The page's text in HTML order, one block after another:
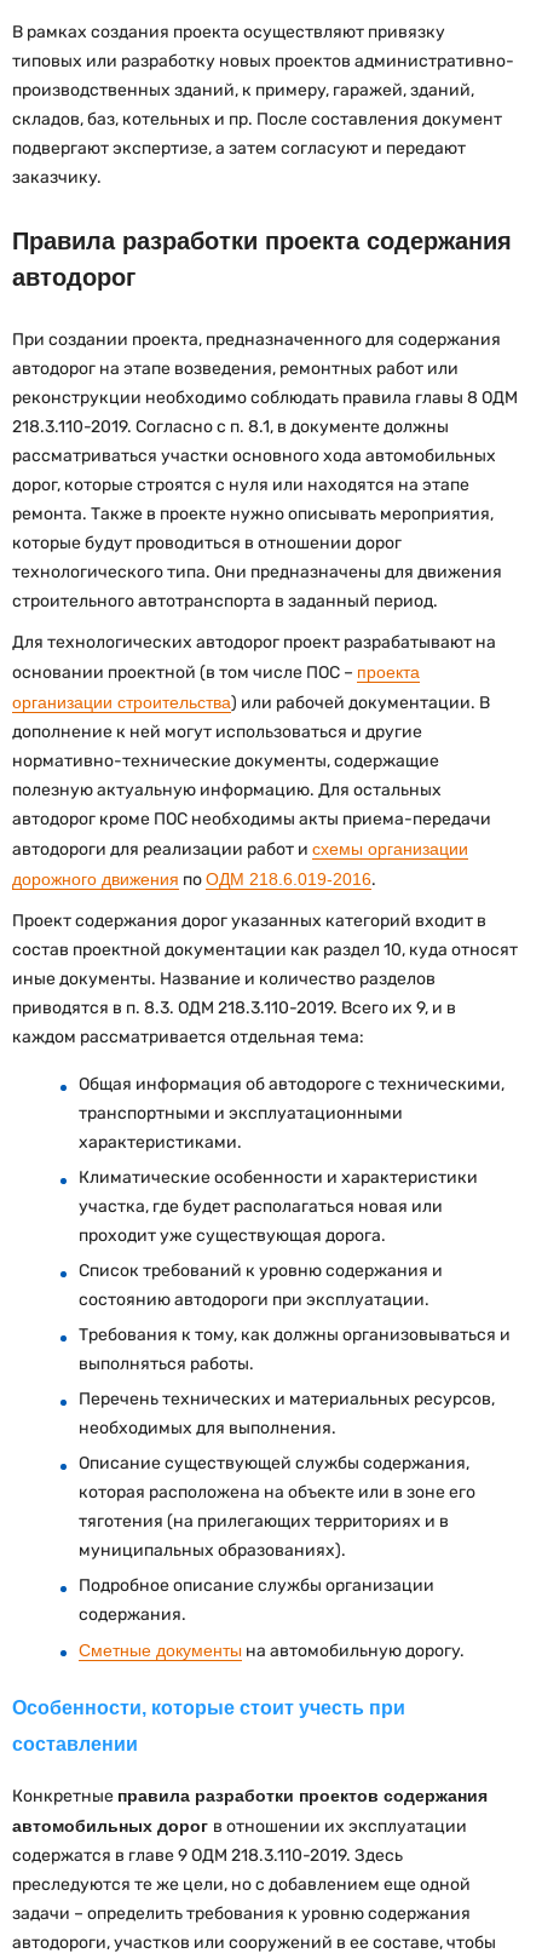
В рамках создания проекта осуществляют привязку
типовых или разработку новых проектов административно-
производственных зданий, к примеру, гаражей, зданий,
складов, баз, котельных и пр. После составления документ
подвергают экспертизе, а затем согласуют и передают
заказчику.
Правила разработки проекта содержания
автодорог
При создании проекта, предназначенного для содержания
автодорог на этапе возведения, ремонтных работ или
реконструкции необходимо соблюдать правила главы 8 ОДМ
218.3.110-2019. Согласно с п. 8.1, в документе должны
рассматриваться участки основного хода автомобильных
дорог, которые строятся с нуля или находятся на этапе
ремонта. Также в проекте нужно описывать мероприятия,
которые будут проводиться в отношении дорог
технологического типа. Они предназначены для движения
строительного автотранспорта в заданный период.
Для технологических автодорог проект разрабатывают на
основании проектной (в том числе ПОС – проекта
организации строительства) или рабочей документации. В
дополнение к ней могут использоваться и другие
нормативно-технические документы, содержащие
полезную актуальную информацию. Для остальных
автодорог кроме ПОС необходимы акты приема-передачи
автодороги для реализации работ и схемы организации
дорожного движения поОДМ 218.6.019-2016.
Проект содержания дорог указанных категорий входит в
состав проектной документации как раздел 10, куда относят
иные документы. Название и количество разделов
приводятся в п. 8.3. ОДМ 218.3.110-2019. Всего их 9, и в
каждом рассматривается отдельная тема:
Общая информация об автодороге с техническими,
транспортными и эксплуатационными
характеристиками.
Климатические особенности и характеристики
участка, где будет располагаться новая или
проходит уже существующая дорога.
Список требований к уровню содержания и
состоянию автодороги при эксплуатации.
Требования к тому, как должны организовываться и
выполняться работы.
Перечень технических и материальных ресурсов,
необходимых для выполнения.
Описание существующей службы содержания,
которая расположена на объекте или в зоне его
тяготения (на прилегающих территориях и в
муниципальных образованиях).
Подробное описание службы организации
содержания.
Сметные документы на автомобильную дорогу.
Особенности, которые стоит учесть при
составлении
Конкретные правила разработки проектов содержания
автомобильных дорог в отношении их эксплуатации
содержатся в главе 9 ОДМ 218.3.110-2019. Здесь
преследуются те же цели, но с добавлением еще одной
задачи – определить требования к уровню содержания
автодороги, участков или сооружений в ее составе, чтобы